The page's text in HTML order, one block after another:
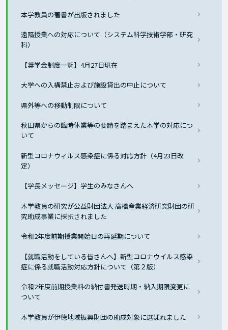
本学教員の著書が出版されました
遠隔授業への対応について（システム科学技術学部・研究
科）
【奨学金制度一覧】4月27日現在
大学への入構禁止および施設貸出の中止について
県外等への移動制限について
秋田県からの臨時休業等の要請を踏まえた本学の対応につ
いて
新型コロナウィルス感染症に係る対応方針（4月23日改
定）
【学長メッセージ】学生のみなさんへ
本学教員の研究が公益財団法人 高橋産業経済研究財団の研
究助成事業に採択されました
令和2年度前期授業開始日の再延期について
【就職活動をしている皆さんへ】新型コロナウイルス感染
症に係る就職活動対応方針について（第２版）
令和2年度前期授業料の納付書発送時期・納入期限変更に
ついて
本学教員が伊徳地域振興財団の助成対象に選ばれました